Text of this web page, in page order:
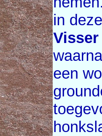
in
Visser
een